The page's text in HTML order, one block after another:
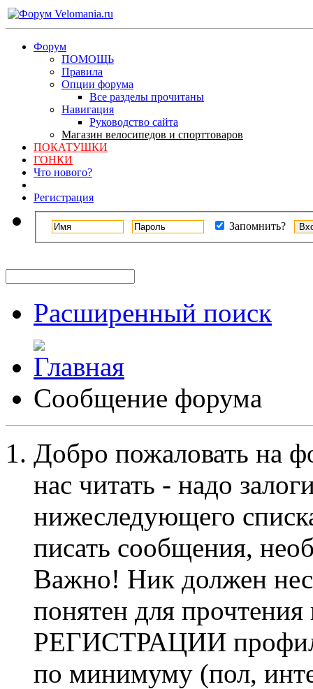
Форум
ПОМОЩЬ
Правила
Опции форума
Все разделы прочитаны
Навигация
Руководство сайта
Магазин велосипедов и спорттоваров
ПОКАТУШКИ
ГОНКИ
Что нового?
Регистрация
Запомнить?
Расширенный поиск
Сообщение форума
Добро пожаловать на
нас читать - надо
нижеследующего
писать сообщения,
Важно! Ник должен
понятен для
РЕГИСТРАЦИИ профиль
по минимуму (пол,